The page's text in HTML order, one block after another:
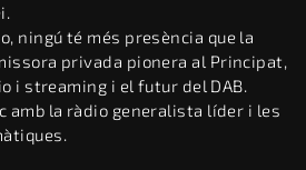
ningú té més presència que la
privada pionera al Principat,
i streaming i el futur del DAB.
amb la ràdio generalista líder i les